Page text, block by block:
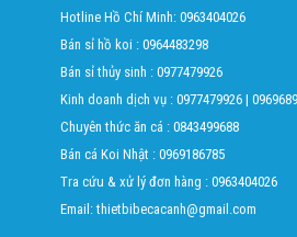
Hotline Hồ Chí Minh: 0963404026
Bán sỉ hồ koi : 0964483298
Bán sỉ thủy sinh : 0977479926
Kinh doanh dịch vụ : 0977479926 |
Chuyên thức ăn cá : 0843499688
Bán cá Koi Nhật : 0969186785
Tra cứu & xử lý đơn hàng : 0963404026
Email: thietbibecacanh@gmail.com